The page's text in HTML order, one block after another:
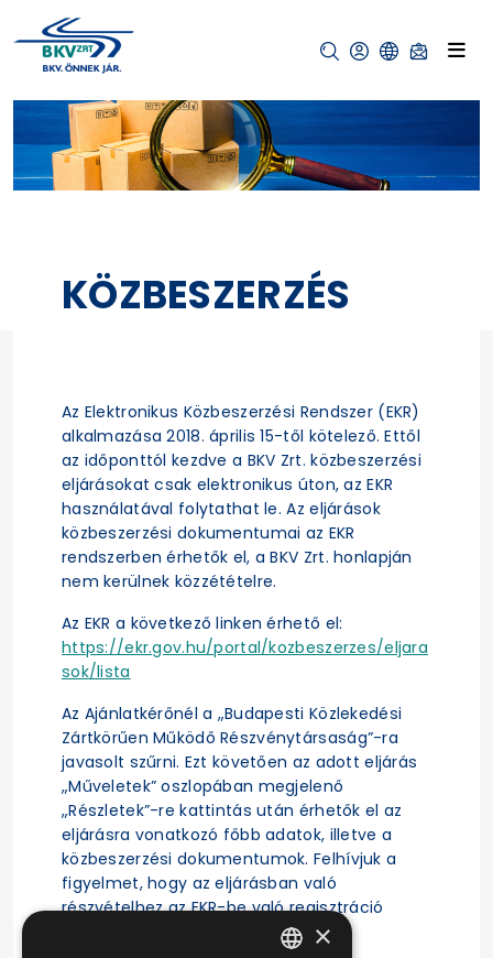
KÖZBESZERZÉS
Az Elektronikus Közbeszerzési Rendszer (EKR)
alkalmazása 2018. április 15-től kötelező. Ettől
az időponttól kezdve a BKV Zrt. közbeszerzési
eljárásokat csak elektronikus úton, az EKR
használatával folytathat le. Az eljárások
közbeszerzési dokumentumai az EKR
rendszerben érhetők el, a BKV Zrt. honlapján
nem kerülnek közzétételre.
Az EKR a következő linken érhető el:
https://ekr.gov.hu/portal/kozbeszerzes/eljara
sok/lista
Az Ajánlatkérőnél a „Budapesti Közlekedési
Zártkörűen Működő Részvénytársaság”-ra
javasolt szűrni. Ezt követően az adott eljárás
„Műveletek” oszlopában megjelenő
„Részletek”-re kattintás után érhetők el az
eljárásra vonatkozó főbb adatok, illetve a
közbeszerzési dokumentumok. Felhívjuk a
figyelmet, hogy az eljárásban való
részvételhez az EKR-be való regisztráció
×